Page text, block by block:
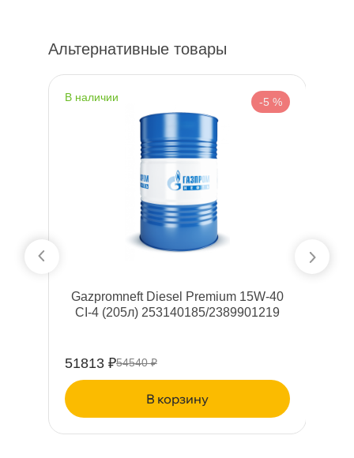
Альтернативные товары
наличии -5 %
Gazpromneft Diesel Premium 15W-40
CI-4 (205л) 253140185/2389901219
51813 ₽54540 ₽
корзину